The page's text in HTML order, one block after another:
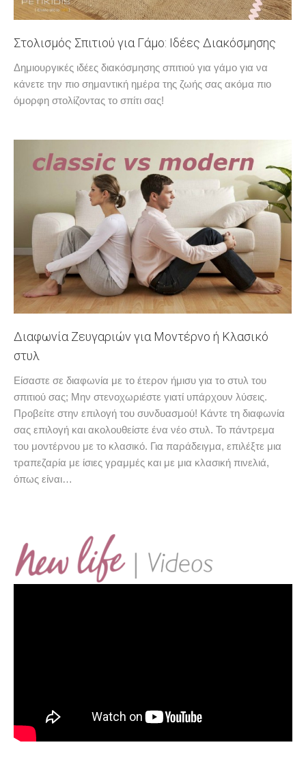
Στολισμός Σπιτιού για Γάμο: Ιδέες Διακόσμησης
Δημιουργικές ιδέες διακόσμησης σπιτιού για γάμο για να
κάνετε την πιο σημαντική ημέρα της ζωής σας ακόμα πιο
όμορφη στολίζοντας το σπίτι σας!
Διαφωνία Ζευγαριών για Μοντέρνο ή Κλασικό
στυλ
Είσαστε σε διαφωνία με το έτερον ήμισυ για το στυλ του
σπιτιού σας; Μην στενοχωριέστε γιατί υπάρχουν λύσεις.
Προβείτε στην επιλογή του συνδυασμού! Κάντε τη διαφωνία
σας επιλογή και ακολουθείστε ένα νέο στυλ. Το πάντρεμα
του μοντέρνου με το κλασικό. Για παράδειγμα, επιλέξτε μια
τραπεζαρία με ίσιες γραμμές και με μια κλασική πινελιά,
όπως είναι…